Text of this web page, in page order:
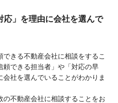
応」を理由に会社を選んで
きる不動産会社に相談をするこ
頼できる担当者」や「対応の早
社を選んでいることがわかりま
不動産会社に相談することをお